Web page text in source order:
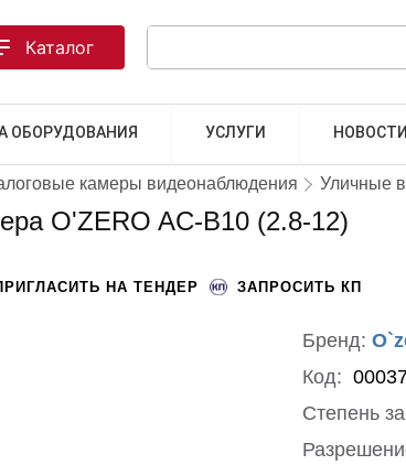
ОБОРУДОВАНИЯ УСЛУГИ НОВОСТИ
Каталог
камеры видеонаблюдения Уличные
O'ZERO AC-B10 (2.8-12)
НА ТЕНДЕР ЗАПРОСИТЬ КП
Бренд:
Код:
Степень